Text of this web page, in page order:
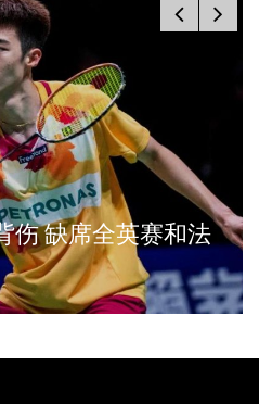
伤 缺席全英赛和法